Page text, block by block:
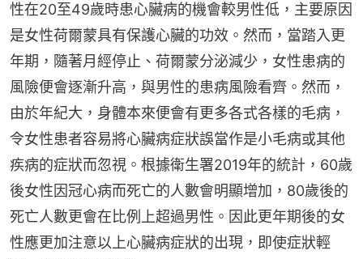
性在20至49歲時患心臟病的機會較男性低，主要原因
是女性荷爾蒙具有保護心臟的功效。然而，當踏入更
年期，隨著月經停止、荷爾蒙分泌減少，女性患病的
風險便會逐漸升高，與男性的患病風險看齊。然而，
由於年紀大，身體本來便會有更多各式各樣的毛病，
令女性患者容易將心臟病症狀誤當作是小毛病或其他
疾病的症狀而忽視。根據衛生署2019年的統計，60歲
後女性因冠心病而死亡的人數會明顯增加，80歲後的
死亡人數更會在比例上超過男性。因此更年期後的女
性應更加注意以上心臟病症狀的出現，即使症狀輕